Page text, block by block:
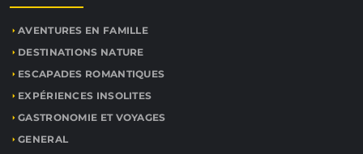
AVENTURES EN FAMILLE
DESTINATIONS NATURE
ESCAPADES ROMANTIQUES
EXPÉRIENCES INSOLITES
GASTRONOMIE ET VOYAGES
GENERAL